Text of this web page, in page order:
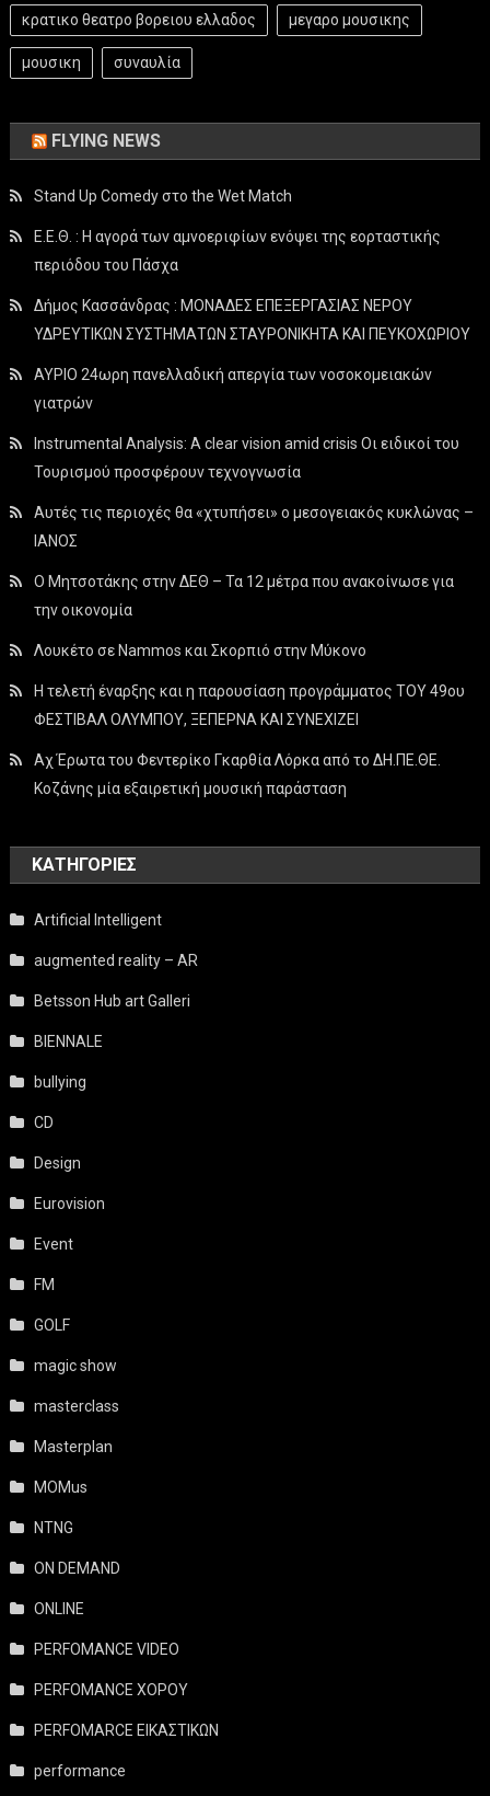
κρατικο θεατρο βορειου ελλαδος μεγαρο μουσικης
μουσικη συναυλία
FLYING NEWS
Stand Up Comedy στο the Wet Match
Ε.Ε.Θ. : Η αγορά των αμνοεριφίων ενόψει της εορταστικής
περιόδου του Πάσχα
Δήμος Κασσάνδρας : ΜΟΝΑΔΕΣ ΕΠΕΞΕΡΓΑΣΙΑΣ ΝΕΡΟΥ
ΥΔΡΕΥΤΙΚΩΝ ΣΥΣΤΗΜΑΤΩΝ ΣΤΑΥΡΟΝΙΚΗΤΑ ΚΑΙ ΠΕΥΚΟΧΩΡΙΟΥ
ΑΥΡΙΟ 24ωρη πανελλαδική απεργία των νοσοκομειακών
γιατρών
Instrumental Analysis: A clear vision amid crisis Οι ειδικοί του
Τουρισμού προσφέρουν τεχνογνωσία
Αυτές τις περιοχές θα «χτυπήσει» ο μεσογειακός κυκλώνας –
ΙΑΝΟΣ
Ο Μητσοτάκης στην ΔΕΘ – Τα 12 μέτρα που ανακοίνωσε για
την οικονομία
Λουκέτο σε Nammos και Σκορπιό στην Μύκονο
Η τελετή έναρξης και η παρουσίαση προγράμματος ΤΟΥ 49ου
ΦΕΣΤΙΒΑΛ ΟΛΥΜΠΟΥ, ΞΕΠΕΡΝΑ ΚΑΙ ΣΥΝΕΧΙΖΕΙ
Αχ Έρωτα του Φεντερίκο Γκαρθία Λόρκα από το ΔΗ.ΠΕ.ΘΕ.
Κοζάνης μία εξαιρετική μουσική παράσταση
KΑΤΗΓΟΡΊΕΣ
Artificial Intelligent
augmented reality – AR
Betsson Hub art Galleri
BIENNALE
bullying
CD
Design
Eurovision
Event
FM
GOLF
magic show
masterclass
Masterplan
MOMus
NTNG
ON DEMAND
ONLINE
PERFOMANCE VIDEO
PERFOMANCE ΧΟΡΟΥ
PERFOMARCE ΕΙΚΑΣΤΙΚΩΝ
performance